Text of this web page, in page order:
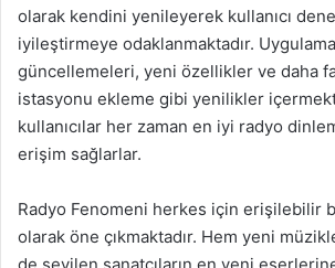
olarak kendini yenileyerek kullanıcı
iyileştirmeye odaklanmaktadır.
güncellemeleri, yeni özellikler ve daha
istasyonu ekleme gibi yenilikler
kullanıcılar her zaman en iyi radyo
erişim sağlarlar.
Radyo Fenomeni herkes için erişilebilir
olarak öne çıkmaktadır. Hem yeni